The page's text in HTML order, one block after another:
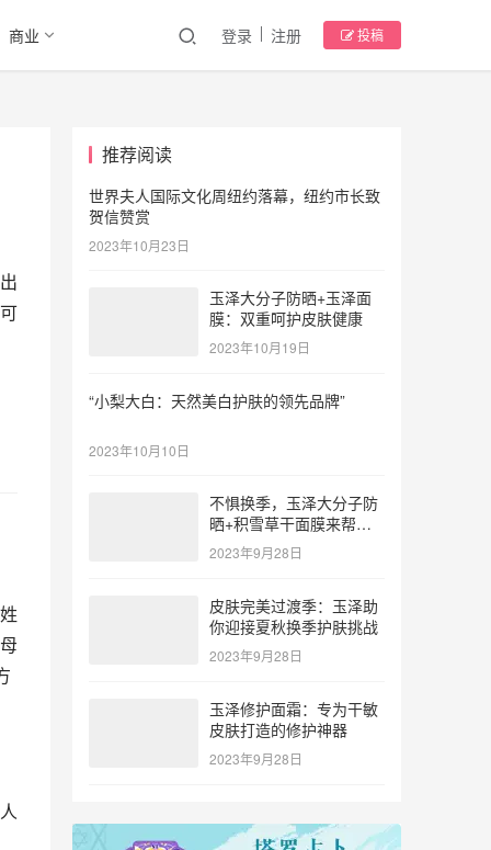
商业 登录 注册 投稿
推荐阅读
世界夫人国际文化周纽约落幕，纽约市长致
贺信赞赏
2023年10月23日
玉泽大分子防晒+玉泽面
膜：双重呵护皮肤健康
2023年10月19日
“小梨大白：天然美白护肤的领先品牌”
2023年10月10日
不惧换季，玉泽大分子防
晒+积雪草干面膜来帮
忙！
2023年9月28日
皮肤完美过渡季：玉泽助
你迎接夏秋换季护肤挑战
2023年9月28日
玉泽修护面霜：专为干敏
皮肤打造的修护神器
2023年9月28日